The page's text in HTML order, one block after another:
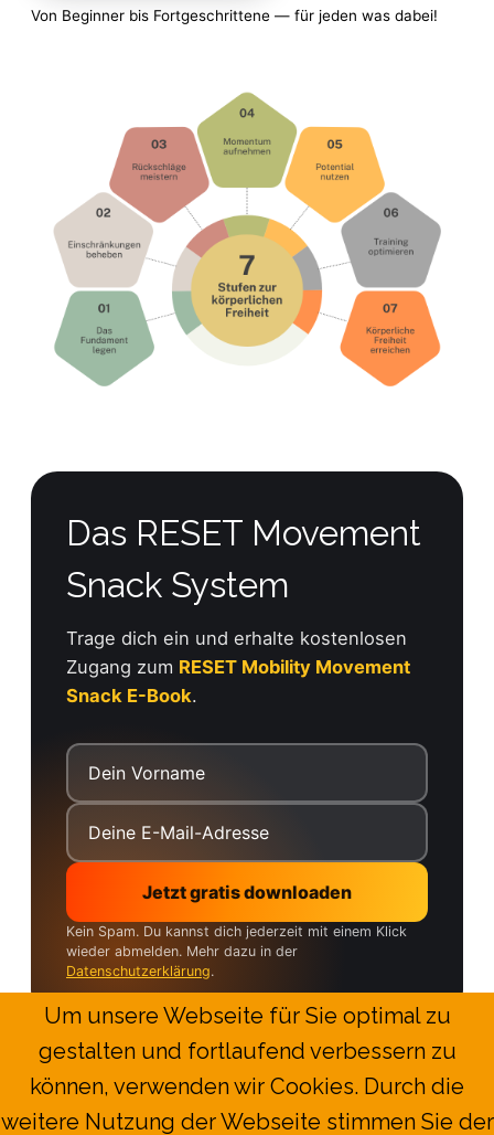
Von Beginner bis Fortgeschrittene — für jeden was dabei!
Das RESET Movement
Snack System
Trage dich ein und erhalte kostenlosen
Zugang zum RESET Mobility Movement
Snack E-Book.
Kein Spam. Du kannst dich jederzeit mit einem Klick
wieder abmelden. Mehr dazu in der
Datenschutzerklärung.
Copyright 2026 RESET Mobility | All
Um unsere Webseite für Sie optimal zu
gestalten und fortlaufend verbessern zu
können, verwenden wir Cookies. Durch die
weitere Nutzung der Webseite stimmen Sie der